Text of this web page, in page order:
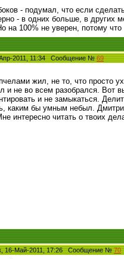
- подумал, что если
- в одних больше, в других
на 100% не уверен, потому что
2011, 11:34 Сообщение №69
жил, не то, что просто
и не во всем разобрался. Вот
и не замыкаться.
каким бы умным небыл.
интересно читать о твоих
16-Май-2011, 17:26 Сообщение №70